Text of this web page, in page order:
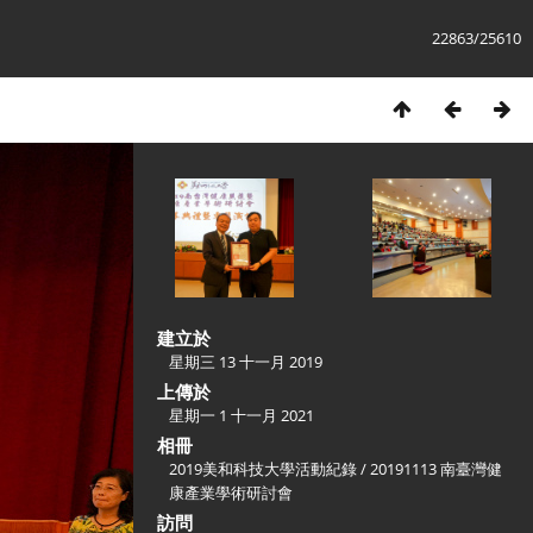
22863/25610
建立於
星期三 13 十一月 2019
上傳於
星期一 1 十一月 2021
相冊
2019美和科技大學活動紀錄/20191113 南臺灣健
康產業學術研討會
訪問